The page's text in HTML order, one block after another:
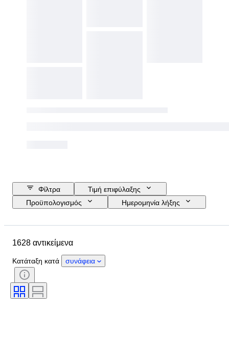
Φίλτρα
Τιμή επιφύλαξης
Προϋπολογισμός
Ημερομηνία λήξης
Υλικό
Στυλ
Κλίμακα
Έλεγχος
Τροφοδοσία
Εποχή
1628 αντικείμενα
Κατάταξη κατά συνάφεια